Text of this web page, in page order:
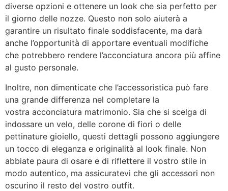
diverse opzioni e ottenere un look che sia perfetto per
il giorno delle nozze. Questo non solo aiuterà a
garantire un risultato finale soddisfacente, ma darà
anche l’opportunità di apportare eventuali modifiche
che potrebbero rendere l’acconciatura ancora più affine
al gusto personale.
Inoltre, non dimenticate che l’accessoristica può fare
una grande differenza nel completare la
vostra acconciatura matrimonio. Sia che si scelga di
indossare un velo, delle corone di fiori o delle
pettinature gioiello, questi dettagli possono aggiungere
un tocco di eleganza e originalità al look finale. Non
abbiate paura di osare e di riflettere il vostro stile in
modo autentico, ma assicuratevi che gli accessori non
oscurino il resto del vostro outfit.